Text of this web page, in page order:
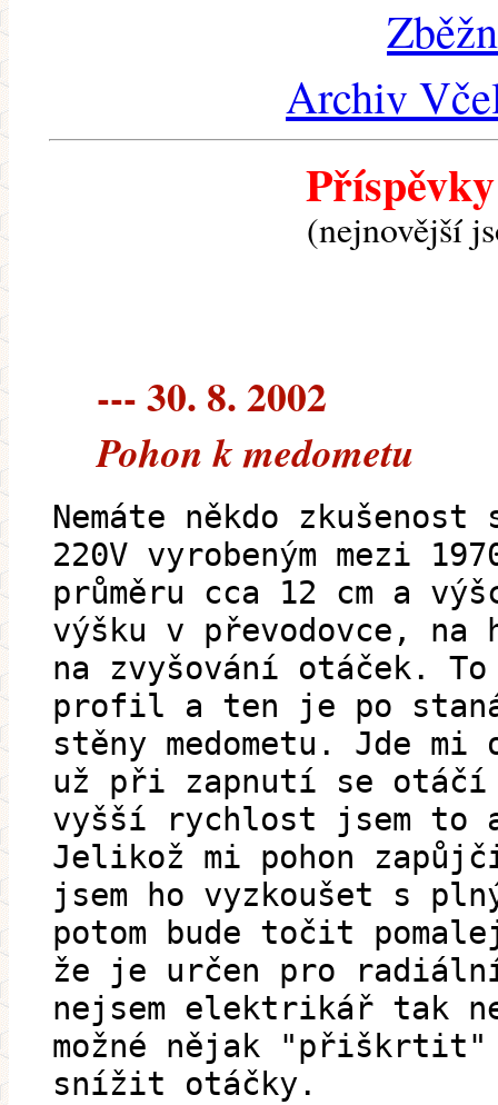
Archiv
(nejnovější
--- 30. 8. 2002
Pohon k medometu
Nemáte někdo zkušenost
220V vyrobeným mezi
průměru cca 12 cm a
výšku v převodovce, na
na zvyšování otáček.
profil a ten je po
stěny medometu. Jde
už při zapnutí se
vyšší rychlost jsem to
Jelikož mi pohon
jsem ho vyzkoušet s
potom bude točit
že je určen pro
nejsem elektrikář tak
možné nějak "přiškrtit"
snížit otáčky.